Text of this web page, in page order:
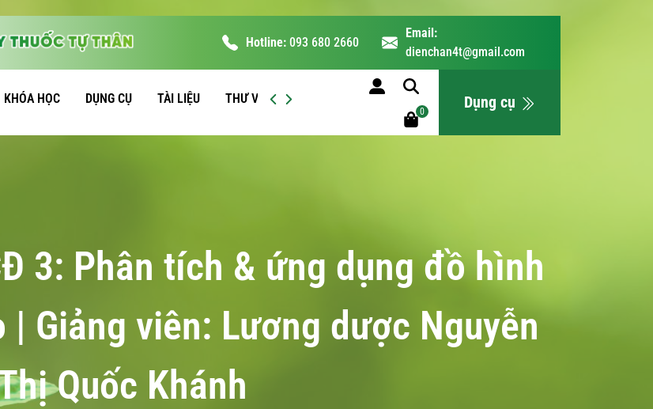
Hotline: 093 680 2660
Email:
dienchan4t@gmail.com
KHÓA HỌC DỤNG CỤ TÀI LIỆU THƯ VIỆN
0 Dụng cụ
3: Phân tích & ứng dụng đồ hình
Giảng viên: Lương dược Nguyễn
Quốc Khánh